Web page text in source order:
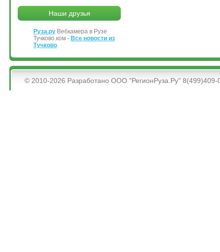
Наши друзья
Руза.ру Вебкамера в Рузе
Тучково.ком - Все новости из
Тучково.
&bsps;
© 2010-2026 Разработано ООО "РегионРуза.Ру" 8(499)409-